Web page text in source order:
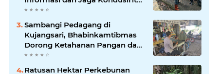
Lingkungan
Sambangi Pedagang di
Kujangsari, Bhabinkamtibmas
Dorong Ketahanan Pangan dan
Keamanan Lingkungan
Ratusan Hektar Perkebunan